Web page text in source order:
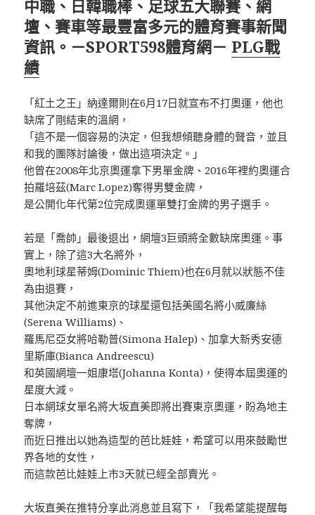
中職、日韓職棒、足球五大聯賽、網
壇、賽車等最豐富多元的體育賽事新聞
資訊。－SPORT598體育網－ PLG戰
績
「紅土之王」納達爾則在6月17日就宣布不打奧運，他也
缺席了剛結束的溫網，
「這不是一個容易的決定，但我想傾聽身體的聲音，並且
和我的團隊討論後，做出這項決定。」
他曾在2008年北京奧運拿下男單金牌、2016年裡約奧運合
拍羅培茲(Marc Lopez)奪得男雙金牌，
是公開化年代第2位完成奧運單雙打金牌的男子選手。
若是「喬帥」最後退出，網壇3巨頭將全數缺席奧運。事
實上，除了這3大名將外，
奧地利球星蒂姆(Dominic Thiem)也在6月就以狀態不佳
為由退賽，
其他決定不前進東京的球星還包括美國名將小威廉絲
(Serena Williams)、
羅馬尼亞女將哈勒普(Simona Halep)、加拿大新秀安德
里斯庫(Bianca Andreescu)
和英國網壇一姐康塔(Johanna Konta)，使得本屆奧運的
星度大減。
日本網球女單名將大坂直美即將出賽東京奧運，盼為地主
奪牌，
而近日推出以她為造型的芭比娃娃，希望可以用來鼓勵世
界各地的女性，
而這款芭比娃娃上市3天就已經全部賣光。
大坂直美在推特分享此消息並且寫下，「我希望能提醒每